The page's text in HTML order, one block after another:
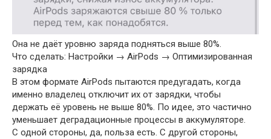
Она не даёт уровню заряда подняться выше 80%.
Что сделать: Настройки → AirPods → Оптимизированная
зарядка
В этом формате AirPods пытаются предугадать, когда
именно владелец отключит их от зарядки, чтобы
держать её уровень не выше 80%. По идее, это частично
уменьшает деградационные процессы в аккумуляторе.
С одной стороны, да, польза есть. С другой стороны,